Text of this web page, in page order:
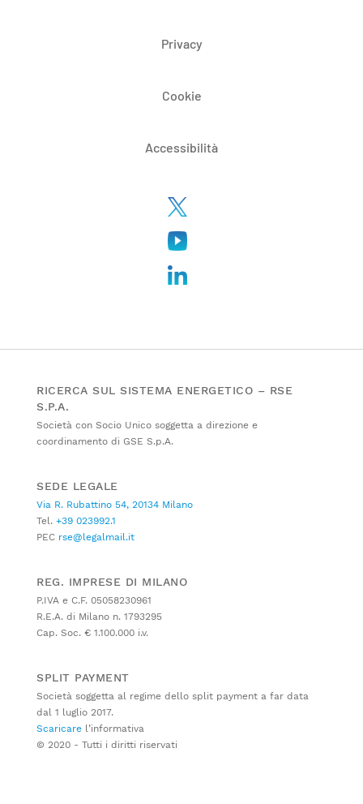
Privacy
Cookie
Accessibilità
RICERCA SUL SISTEMA ENERGETICO – RSE
S.P.A.
Società con Socio Unico soggetta a direzione e
coordinamento di GSE S.p.A.
SEDE LEGALE
Via R. Rubattino 54, 20134 Milano
Tel. +39 023992.1
PEC rse@legalmail.it
REG. IMPRESE DI MILANO
P.IVA e C.F. 05058230961
R.E.A. di Milano n. 1793295
Cap. Soc. € 1.100.000 i.v.
SPLIT PAYMENT
Società soggetta al regime dello split payment a far data
dal 1 luglio 2017.
Scaricare l’informativa
© 2020 - Tutti i diritti riservati